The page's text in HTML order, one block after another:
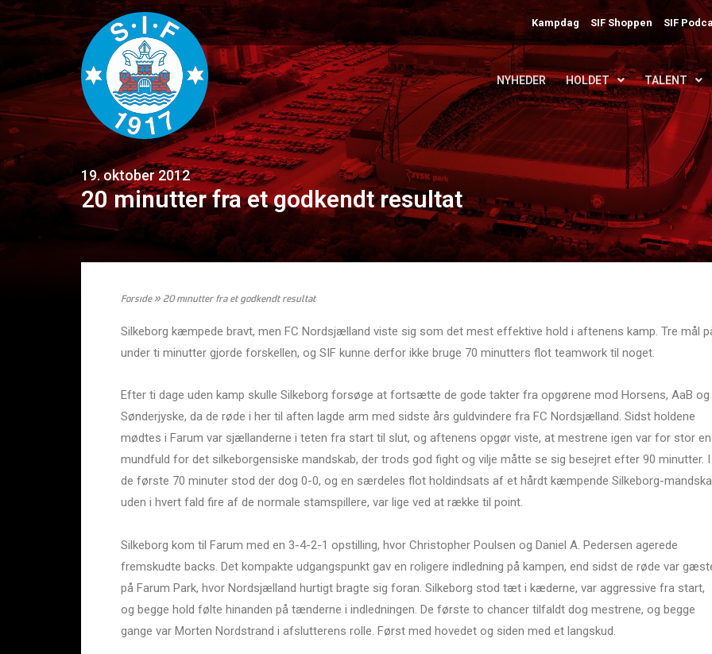
Kampdag SIF Shoppen SIF
NYHEDER HOLDET TALENT
19. oktober 2012
20 minutter fra et godkendt resultat
Forside» 20 minutter fra et godkendt resultat
Silkeborg kæmpede bravt, men FC Nordsjælland viste sig som det mest effektive hold i aftenens kamp. Tre mål
under ti minutter gjorde forskellen, og SIF kunne derfor ikke bruge 70 minutters flot teamwork til noget.
Efter ti dage uden kamp skulle Silkeborg forsøge at fortsætte de gode takter fra opgørene mod Horsens, AaB og
Sønderjyske, da de røde i her til aften lagde arm med sidste års guldvindere fra FC Nordsjælland. Sidst holdene
mødtes i Farum var sjællanderne i teten fra start til slut, og aftenens opgør viste, at mestrene igen var for stor en
mundfuld for det silkeborgensiske mandskab, der trods god fight og vilje måtte se sig besejret efter 90 minutter. I
de første 70 minuter stod der dog 0-0, og en særdeles flot holdindsats af et hårdt kæmpende Silkeborg-
uden i hvert fald fire af de normale stamspillere, var lige ved at række til point.
Silkeborg kom til Farum med en 3-4-2-1 opstilling, hvor Christopher Poulsen og Daniel A. Pedersen agerede
fremskudte backs. Det kompakte udgangspunkt gav en roligere indledning på kampen, end sidst de røde var
på Farum Park, hvor Nordsjælland hurtigt bragte sig foran. Silkeborg stod tæt i kæderne, var aggressive fra start,
og begge hold følte hinanden på tænderne i indledningen. De første to chancer tilfaldt dog mestrene, og begge
gange var Morten Nordstrand i afslutterens rolle. Først med hovedet og siden med et langskud.